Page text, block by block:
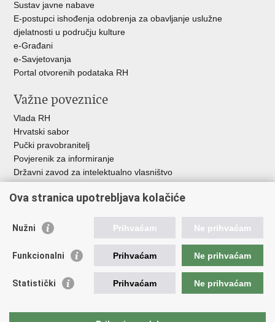
Sustav javne nabave
E-postupci ishođenja odobrenja za obavljanje uslužne
djelatnosti u području kulture
e-Građani
e-Savjetovanja
Portal otvorenih podataka RH
Važne poveznice
Vlada RH
Hrvatski sabor
Pučki pravobranitelj
Povjerenik za informiranje
Državni zavod za intelektualno vlasništvo
HAKOM
Ostale poveznice
Hrvatski audiovizualni centar
Creative Europe
EU National Institutes for Culture
Ova stranica upotrebljava kolačiće
Nužni Prihvaćam Ne prihvaćam
Funkcionalni Prihvaćam Ne prihvaćam
Statistički Prihvaćam Ne prihvaćam